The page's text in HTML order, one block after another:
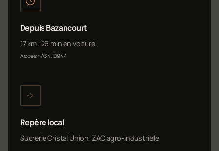
Depuis Bazancourt
17 km · 26 min en voiture
Accès : A34, D944
Repère local
Sucrerie Cristal Union, ZAC agro-industrielle